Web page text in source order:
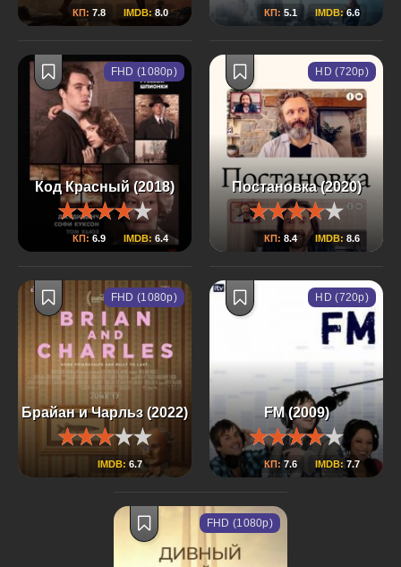
КП: 7.8 IMDB: 8.0 КП: 5.1 IMDB:6.6
Код Красный (2018)
КП: 6.9 IMDB: 6.4
FHD (1080p)
Постановка (2020)
КП: 8.4 IMDB: 8.6
HD (720p)
Брайан и Чарльз (2022)
IMDB: 6.7
FHD (1080p)
FM (2009)
КП: 7.6 IMDB: 7.7
HD (720p)
FHD (1080p)